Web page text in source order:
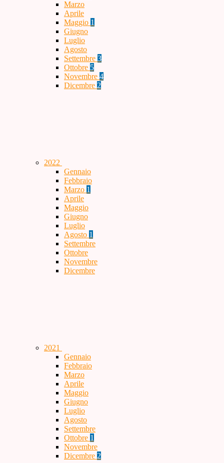
Marzo
Aprile
Maggio 1
Giugno
Luglio
Agosto
Settembre 3
Ottobre 5
Novembre 4
Dicembre 2
2022
Gennaio
Febbraio
Marzo 1
Aprile
Maggio
Giugno
Luglio
Agosto 1
Settembre
Ottobre
Novembre
Dicembre
2021
Gennaio
Febbraio
Marzo
Aprile
Maggio
Giugno
Luglio
Agosto
Settembre
Ottobre 1
Novembre
Dicembre 2